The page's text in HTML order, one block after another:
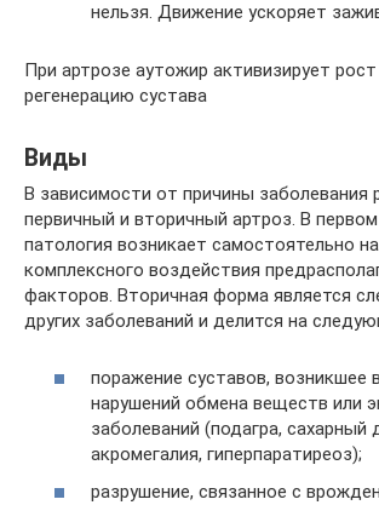
нельзя. Движение ускоряет
При артрозе аутожир активизирует
регенерацию сустава
Виды
В зависимости от причины заболевания
первичный и вторичный артроз. В первом
патология возникает самостоятельно
комплексного воздействия
факторов. Вторичная форма является
других заболеваний и делится на
поражение суставов, возникшее
нарушений обмена веществ или
заболеваний (подагра, сахарный
акромегалия, гиперпаратиреоз);
разрушение, связанное с